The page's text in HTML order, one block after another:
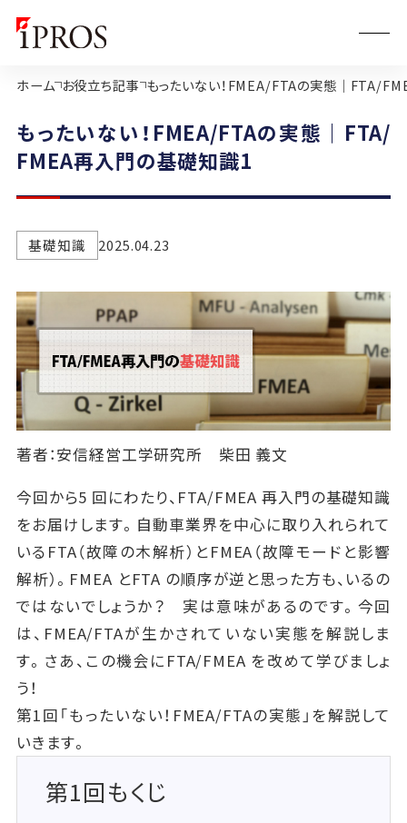
ホーム お役立ち記事 もったいない！FMEA/FTAの実態｜FTA/
もったいない！FMEA/FTAの実態｜FTA/
FMEA再入門の基礎知識1
基礎知識 2025.04.23
著者：安信経営工学研究所 柴田 義文
今回から5 回にわたり、FTA/FMEA 再入門の基礎知識
をお届けします。自動車業界を中心に取り入れられて
いるFTA（故障の木解析）とFMEA（故障モードと影響
解析）。FMEA とFTA の順序が逆と思った方も、いるの
ではないでしょうか？ 実は意味があるのです。今回
は、FMEA/FTAが生かされていない実態を解説しま
す。さあ、この機会にFTA/FMEA を改めて学びましょ
う！
第1回「もったいない！FMEA/FTAの実態」を解説して
いきます。
第1回もくじ